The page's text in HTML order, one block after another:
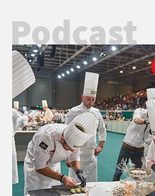
Podcast